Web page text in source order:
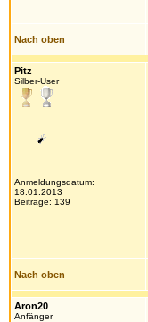
Nach oben
Pitz
Silber-User
Anmeldungsdatum:
18.01.2013
Beiträge: 139
Nach oben
Aron20
Anfänger